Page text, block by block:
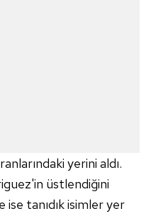
yerini aldı.
üstlendiğini
ise tanıdık isimler yer